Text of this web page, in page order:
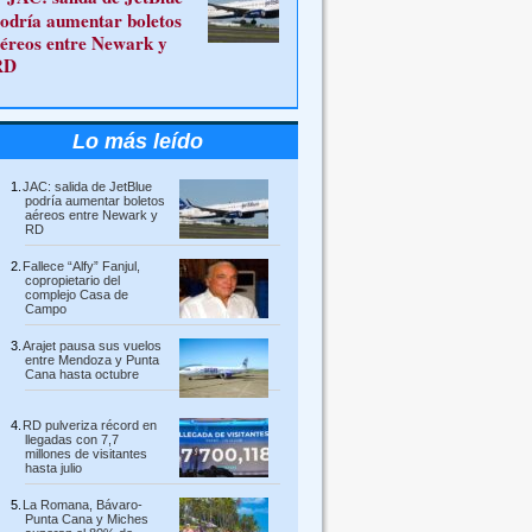
aumentar boletos
entre Newark y
Lo más leído
JAC: salida de JetBlue
podría aumentar boletos
aéreos entre Newark y
RD
Fallece “Alfy” Fanjul,
copropietario del
complejo Casa de
Campo
Arajet pausa sus vuelos
entre Mendoza y Punta
Cana hasta octubre
RD pulveriza récord en
llegadas con 7,7
millones de visitantes
hasta julio
La Romana, Bávaro-
Punta Cana y Miches